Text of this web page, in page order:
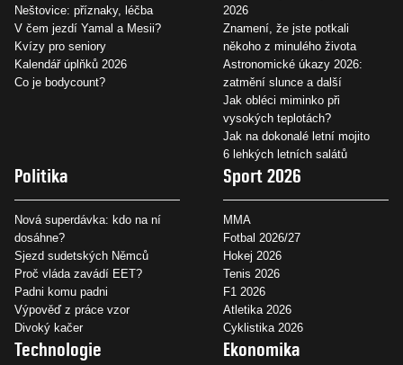
Neštovice: příznaky, léčba
V čem jezdí Yamal a Mesii?
Kvízy pro seniory
Kalendář úplňků 2026
Co je bodycount?
2026
Znamení, že jste potkali
někoho z minulého života
Astronomické úkazy 2026:
zatmění slunce a další
Jak obléci miminko při
vysokých teplotách?
Jak na dokonalé letní mojito
6 lehkých letních salátů
Politika
Nová superdávka: kdo na ní
dosáhne?
Sjezd sudetských Němců
Proč vláda zavádí EET?
Padni komu padni
Výpověď z práce vzor
Divoký kačer
Sport 2026
MMA
Fotbal 2026/27
Hokej 2026
Tenis 2026
F1 2026
Atletika 2026
Cyklistika 2026
Technologie Ekonomika